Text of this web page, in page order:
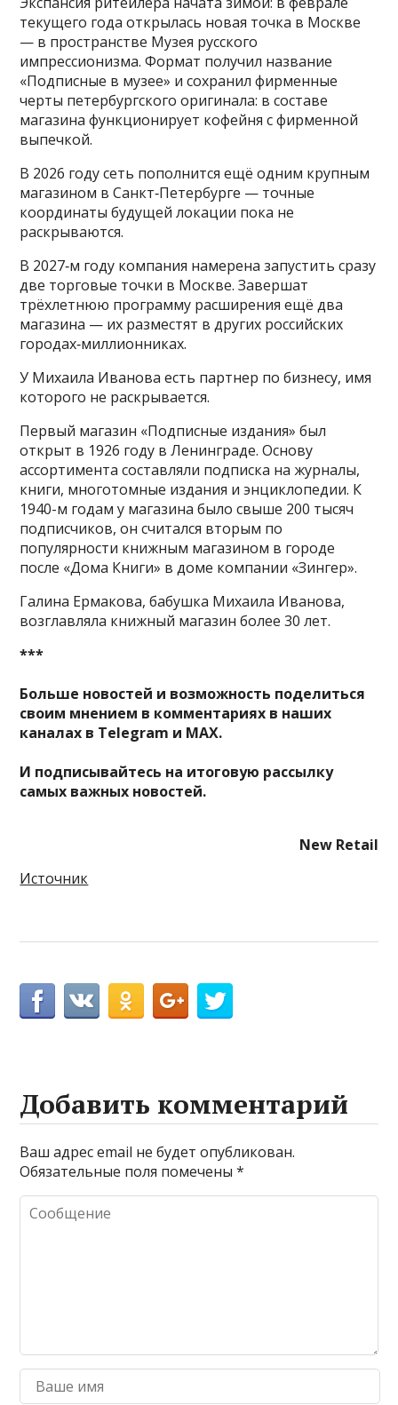
текущего года открылась новая точка в Москве
— в пространстве Музея русского
импрессионизма. Формат получил название
«Подписные в музее» и сохранил фирменные
черты петербургского оригинала: в составе
магазина функционирует кофейня с фирменной
выпечкой.
В 2026 году сеть пополнится ещё одним крупным
магазином в Санкт‑Петербурге — точные
координаты будущей локации пока не
раскрываются.
В 2027‑м году компания намерена запустить сразу
две торговые точки в Москве. Завершат
трёхлетнюю программу расширения ещё два
магазина — их разместят в других российских
городах‑миллионниках.
У Михаила Иванова есть партнер по бизнесу, имя
которого не раскрывается.
Первый магазин «Подписные издания» был
открыт в 1926 году в Ленинграде. Основу
ассортимента составляли подписка на журналы,
книги, многотомные издания и энциклопедии. К
1940-м годам у магазина было свыше 200 тысяч
подписчиков, он считался вторым по
популярности книжным магазином в городе
после «Дома Книги» в доме компании «Зингер».
Галина Ермакова, бабушка Михаила Иванова,
возглавляла книжный магазин более 30 лет.
***
Больше новостей и возможность поделиться
своим мнением в комментариях в наших
каналах в Telegram и MAX.
И подписывайтесь на итоговую рассылку
самых важных новостей.
New Retail
Источник
Добавить комментарий
Ваш адрес email не будет опубликован.
Обязательные поля помечены*